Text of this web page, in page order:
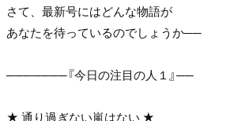
さて、最新号にはどんな物語が
あなたを待っているのでしょうか──
───────『今日の注目の人１』──
★ 通り過ぎない嵐はない ★